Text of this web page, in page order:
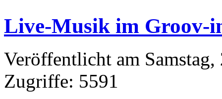
Live-Musik im Groov-
Veröffentlicht am
Zugriffe: 5591